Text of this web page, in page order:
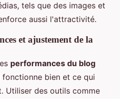
tels que des images et
aussi l'attractivité.
et ajustement de la
performances du blog
bien et ce qui
Utiliser des outils comme